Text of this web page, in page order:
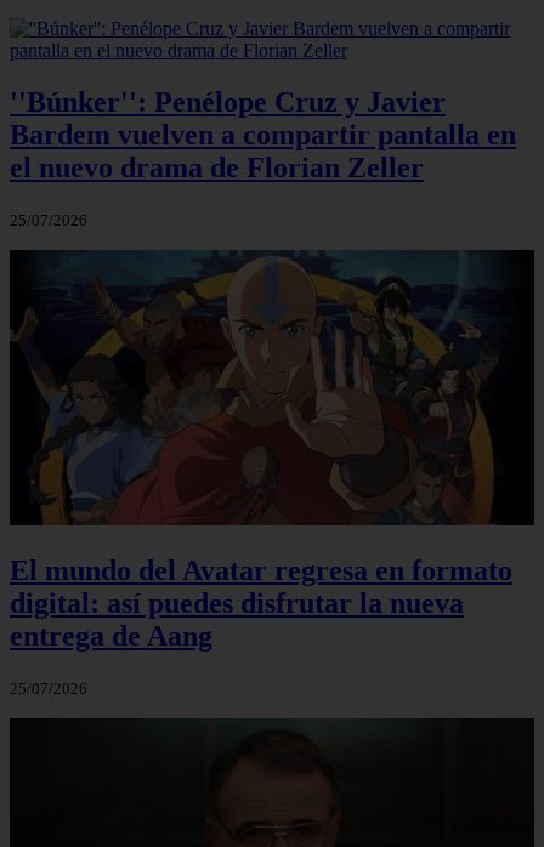
''Búnker'': Penélope Cruz y Javier
Bardem vuelven a compartir pantalla en
el nuevo drama de Florian Zeller
25/07/2026
El mundo del Avatar regresa en formato
digital: así puedes disfrutar la nueva
entrega de Aang
25/07/2026